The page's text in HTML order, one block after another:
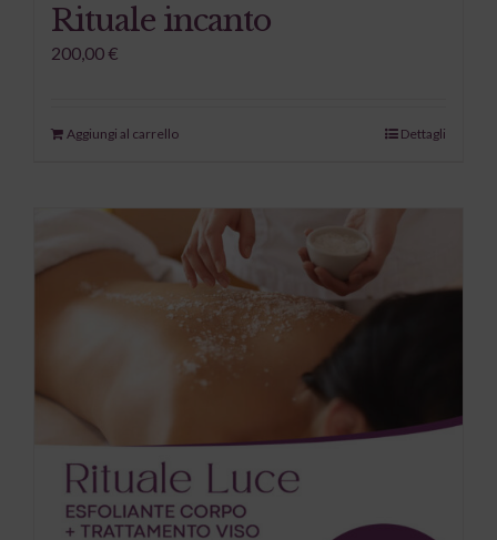
Rituale incanto
200,00 €
Aggiungi al carrello Dettagli